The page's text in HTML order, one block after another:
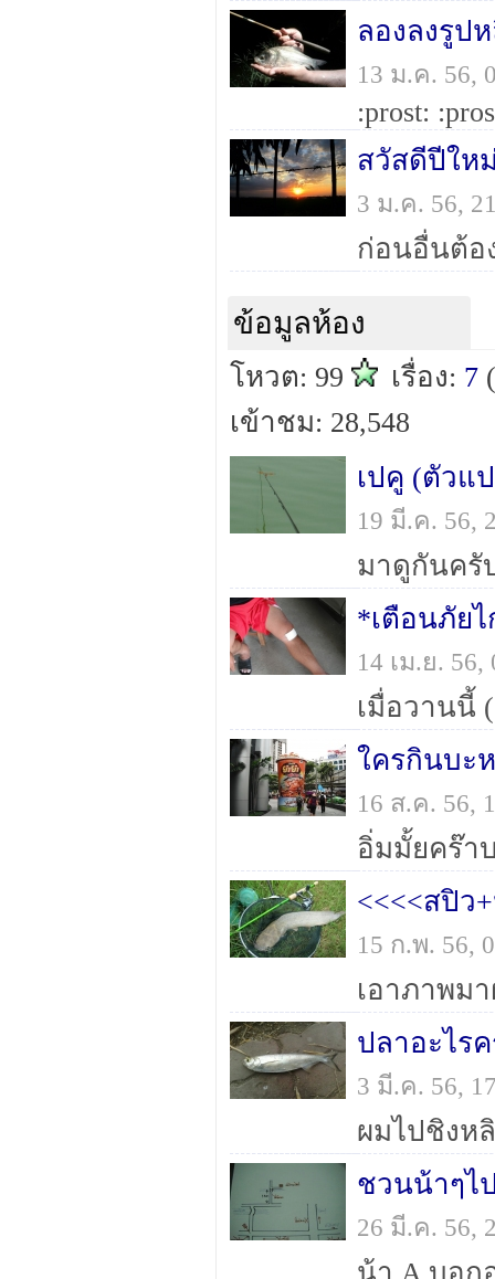
ลองลงรูป
13 ม.ค. 56,
:prost:
สวัสดีปีให
3 ม.ค. 56,
ข้อมูลห้อง
โหวต: 99 เรื่อง: 7
เข้าชม: 28,548
เปคู (ตัวแ
19 มี.ค. 56,
มาดูกันครั
*เตือนภัย
14 เม.ย.
ใครกินบะ
16 ส.ค. 56,
อิ่มมั้ยคร๊า
<<<<สปิว
15 ก.พ. 56,
เอาภาพม
ปลาอะไร
3 มี.ค. 56,
ชวนน้าๆไ
26 มี.ค. 56,